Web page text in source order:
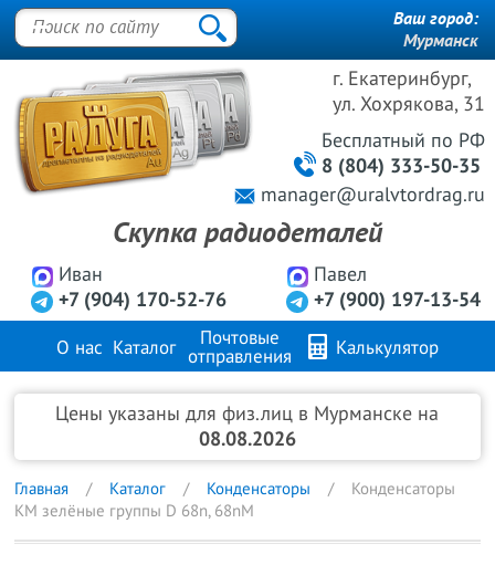
г. Екатеринбург,
ул. Хохрякова, 31
Иван
+7 (904) 170-52-76
Павел
+7 (900) 197-13-54
Бесплатный по РФ
8 (804) 333-50-35
manager@uralvtordrag.ru
Скупка радиодеталей
Ваш город:
Мурманск
О нас Каталог
Почтовые
отправления
Калькулятор
Продажа металлов Контакты
Цены указаны для физ.лиц в Мурманске на
08.08.2026
Главная Каталог Конденсаторы
Конденсаторы
КМ зелёные группы D 68n, 68nM